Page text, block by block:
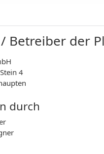
Betreiber der
4
durch